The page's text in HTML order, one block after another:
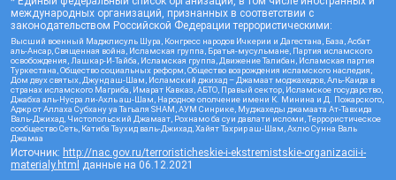
международных организаций, признанных в соответствии с
законодательством Российской Федерации террористическими:
Высший военный Маджлисуль Шура, Конгресс народов Ичкерии и Дагестана, База, Асбат
аль-Ансар, Священная война, Исламская группа, Братья-мусульмане, Партия исламского
освобождения, Лашкар-И-Тайба, Исламская группа, Движение Талибан, Исламская партия
Туркестана, Общество социальных реформ, Общество возрождения исламского наследия,
Дом двух святых, Джунд аш-Шам, Исламский джихад – Джамаат моджахедов, Аль-Каида в
странах исламского Магриба, Имарат Кавказ, АБТО, Правый сектор, Исламское государство,
Джабха аль-Нусра ли-Ахль аш-Шам, Народное ополчение имени К. Минина и Д. Пожарского,
Аджр от Аллаха Субхану уа Тагьаля SHAM, АУМ Синрике, Муджахеды джамаата Ат-Тавхида
Валь-Джихад, Чистопольский Джамаат, Рохнамо ба суи давлати исломи, Террористическое
сообщество Сеть, Катиба Таухид валь-Джихад, Хайят Тахрир аш-Шам, Ахлю Сунна Валь
Джамаа
Источник: http://nac.gov.ru/terroristicheskie-i-ekstremistskie-organizacii-i-
materialy.html данные на 06.12.2021